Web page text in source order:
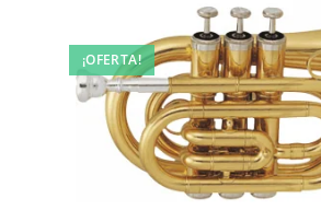
¡OFERTA!